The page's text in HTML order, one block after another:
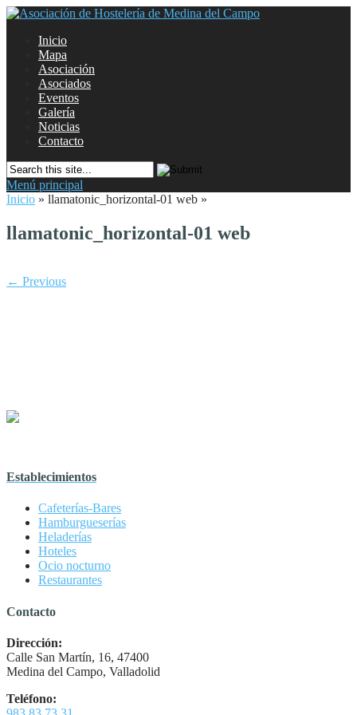
Inicio
Mapa
Asociación
Asociados
Eventos
Galería
Noticias
Contacto
Menú principal
Inicio » llamatonic_horizontal-01 web »
llamatonic_horizontal-01 web
← Previous
Establecimientos
Cafeterías-Bares
Hamburgueserías
Heladerías
Hoteles
Ocio nocturno
Restaurantes
Contacto
Dirección:
Calle San Martín, 16, 47400
Medina del Campo, Valladolid
Teléfono: